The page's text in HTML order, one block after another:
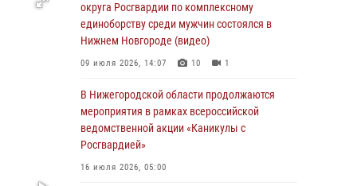
Росгвардейцы обеспечили безопасность на
VK Fest в Нижнем Новгороде
13 июля 2026, 17:13 2
Нижегородские росгвардейцы за
прошедшую неделю выезжали более 750 раз
по сигналу «тревога»
13 июля 2026, 06:45
округа Росгвардии по комплексному
единоборству среди мужчин состоялся в
Нижнем Новгороде (видео)
09 июля 2026, 14:07 10 1
В Нижегородской области продолжаются
мероприятия в рамках всероссийской
ведомственной акции «Каникулы с
Росгвардией»
16 июля 2026, 05:00